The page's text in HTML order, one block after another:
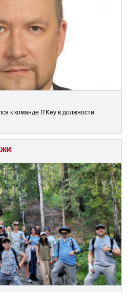
к команде ITKey в должности